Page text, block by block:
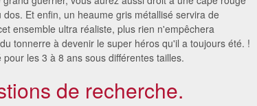
Et enfin, un heaume gris métallisé servira de
ensemble ultra réaliste, plus rien n'empêchera
tonnerre à devenir le super héros qu'il a toujours été. !
pour les 3 à 8 ans sous différentes tailles.
de recherche.
tortue ninja
Déguisement amazing spider